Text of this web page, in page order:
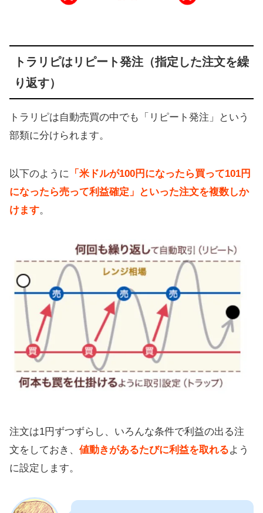
トラリピはリピート発注（指定した注文を繰
り返す）
トラリピは自動売買の中でも「リピート発注」という
部類に分けられます。
以下のように 「米ドルが100円になったら買って101円
になったら売って利益確定」といった注文を複数しか
けます。
注文は1円ずつずらし、いろんな条件で利益の出る注
文をしておき、 値動きがあるたびに利益を取れるよう
に設定します。